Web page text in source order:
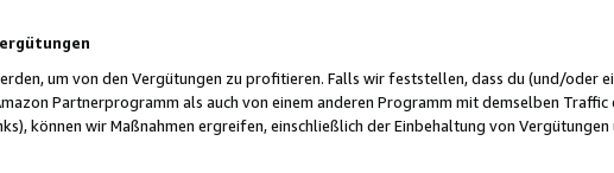
um von den Vergütungen zu profitieren. Falls wir feststellen, dass du (und/oder
Partnerprogramm als auch von einem anderen Programm mit demselben
können wir Maßnahmen ergreifen, einschließlich der Einbehaltung von